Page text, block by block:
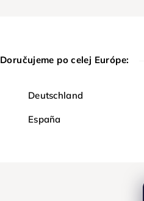
Doručujeme po celej Európe:
Deutschland
España